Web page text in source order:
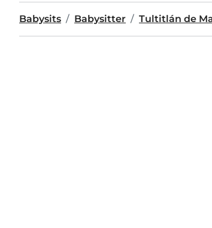
Babysits Babysitter Tultitlán de